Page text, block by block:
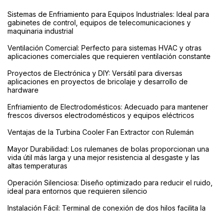
Sistemas de Enfriamiento para Equipos Industriales: Ideal para
gabinetes de control, equipos de telecomunicaciones y
maquinaria industrial
Ventilación Comercial: Perfecto para sistemas HVAC y otras
aplicaciones comerciales que requieren ventilación constante
Proyectos de Electrónica y DIY: Versátil para diversas
aplicaciones en proyectos de bricolaje y desarrollo de
hardware
Enfriamiento de Electrodomésticos: Adecuado para mantener
frescos diversos electrodomésticos y equipos eléctricos
Ventajas de la Turbina Cooler Fan Extractor con Rulemán
Mayor Durabilidad: Los rulemanes de bolas proporcionan una
vida útil más larga y una mejor resistencia al desgaste y las
altas temperaturas
Operación Silenciosa: Diseño optimizado para reducir el ruido,
ideal para entornos que requieren silencio
Instalación Fácil: Terminal de conexión de dos hilos facilita la